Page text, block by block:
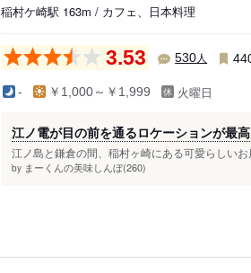
稲村ケ崎駅 163m / カフェ、日本料理
3.53 530人
- ￥1,000～￥1,999 火曜日
江ノ電が目の前を通るロケーションが最
江ノ島と鎌倉の間、稲村ヶ崎にある可愛らしい
by まーくんの美味しんぼ(260)